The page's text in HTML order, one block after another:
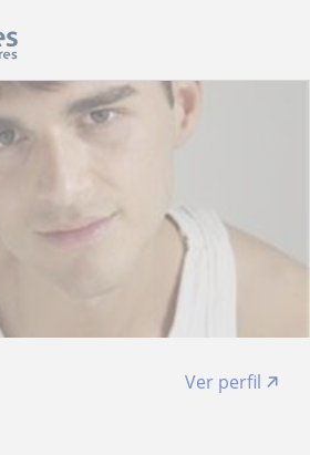
Ver perfil